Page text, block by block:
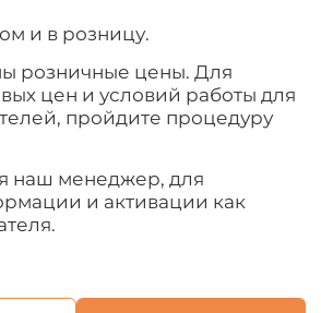
3 шт.
арт.8322А-2.5-01
Блесна Grows Culture,
реплика Bonnie Blade
(2.5", 6гр)
Выбрать товар из 9 шт.
и в розницу.
розничные цены. Для
цен и условий работы для
пройдите процедуру
наш менеджер, для
и активации как